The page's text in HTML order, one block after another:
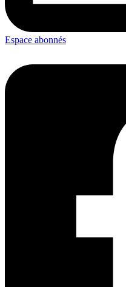
Espace abonnés